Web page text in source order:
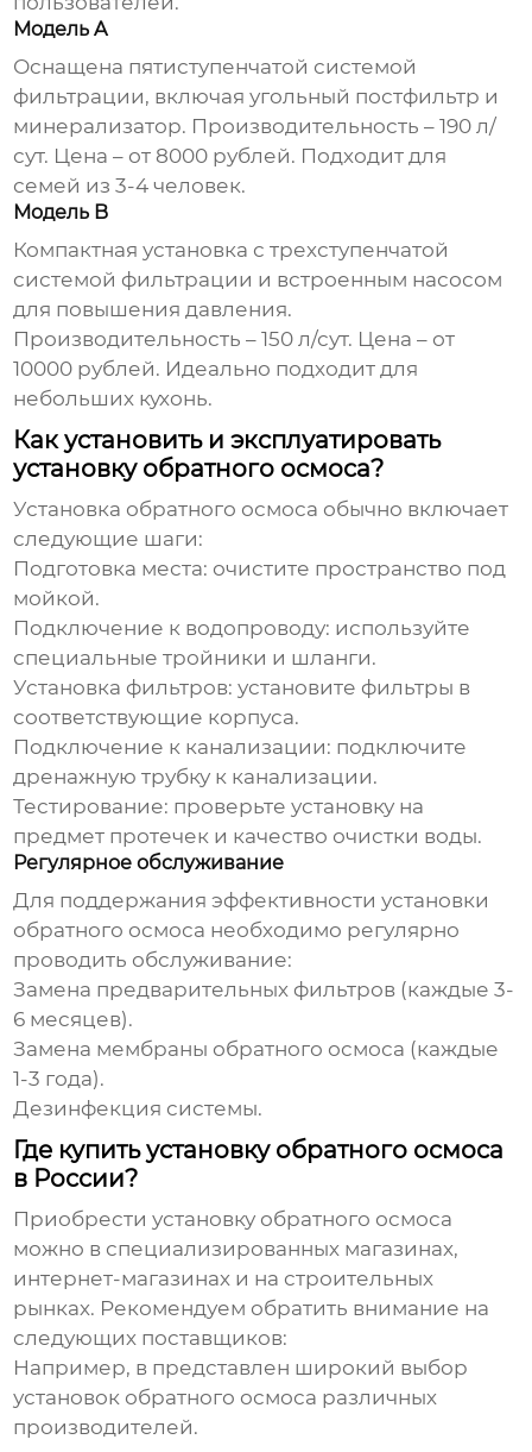
Модель A
Оснащена пятиступенчатой системой
фильтрации, включая угольный постфильтр и
минерализатор. Производительность – 190 л/
сут. Цена – от 8000 рублей. Подходит для
семей из 3-4 человек.
Модель B
Компактная установка с трехступенчатой
системой фильтрации и встроенным насосом
для повышения давления.
Производительность – 150 л/сут. Цена – от
10000 рублей. Идеально подходит для
небольших кухонь.
Как установить и эксплуатировать
установку обратного осмоса?
Установка обратного осмоса обычно включает
следующие шаги:
Подготовка места: очистите пространство под
мойкой.
Подключение к водопроводу: используйте
специальные тройники и шланги.
Установка фильтров: установите фильтры в
соответствующие корпуса.
Подключение к канализации: подключите
дренажную трубку к канализации.
Тестирование: проверьте установку на
предмет протечек и качество очистки воды.
Регулярное обслуживание
Для поддержания эффективностиустановки
обратного осмоса необходимо регулярно
проводить обслуживание:
Замена предварительных фильтров (каждые 3-
6 месяцев).
Замена мембраны обратного осмоса (каждые
1-3 года).
Дезинфекция системы.
Где купить установку обратного осмоса
в России?
Приобрестиустановку обратного осмоса
можно в специализированных магазинах,
интернет-магазинах и на строительных
рынках. Рекомендуем обратить внимание на
следующих поставщиков:
Например, в представлен широкий выбор
установок обратного осмоса различных
производителей.